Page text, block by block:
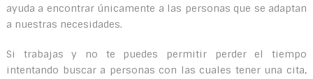
ayuda a encontrar únicamente a las personas que se adaptan
a nuestras necesidades.
Si trabajas y no te puedes permitir perder el tiempo
intentando buscar a personas con las cuales tener una cita,